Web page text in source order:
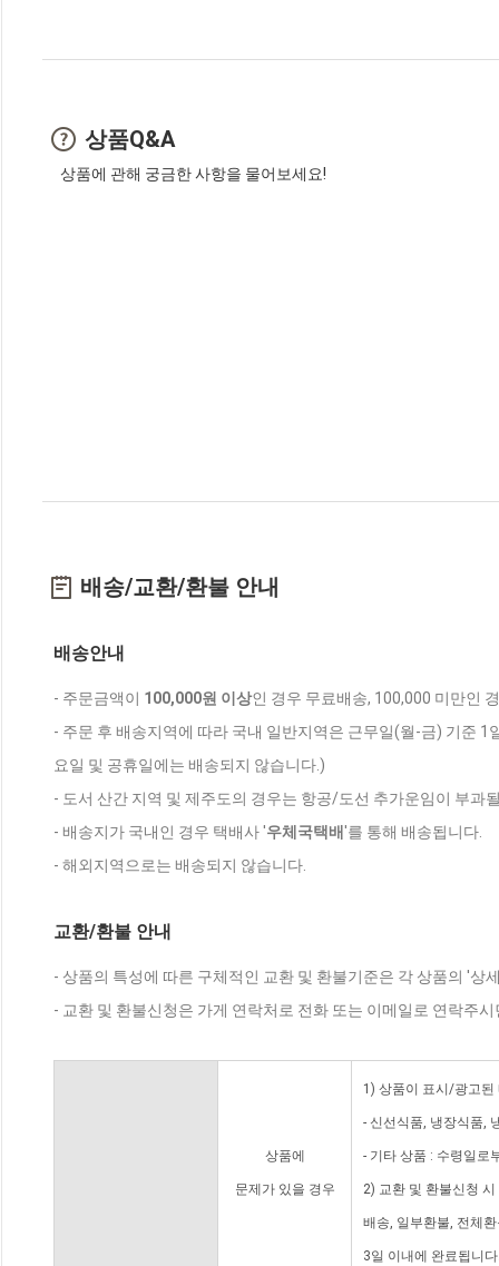
상품Q&A
상품에 관해 궁금한 사항을 물어보세요!
배송/교환/환불 안내
배송안내
- 주문금액이 100,000원 이상인 경우 무료배송, 100,000 미만인
- 주문 후 배송지역에 따라 국내 일반지역은 근무일(월-금) 기준
요일 및 공휴일에는 배송되지 않습니다.)
- 도서 산간 지역 및 제주도의 경우는 항공/도선 추가운임이 부과
- 배송지가 국내인 경우 택배사 '우체국택배'를 통해 배송됩니다.
- 해외지역으로는 배송되지 않습니다.
교환/환불 안내
- 상품의 특성에 따른 구체적인 교환 및 환불기준은 각 상품의 '상
- 교환 및 환불신청은 가게 연락처로 전화 또는 이메일로 연락주
상품에
문제가 있을 경우
1) 상품이 표시/광고된
- 신선식품, 냉장식품,
- 기타 상품 : 수령일로
2) 교환 및 환불신청
배송, 일부환불, 전체
3일 이내에 완료됩니